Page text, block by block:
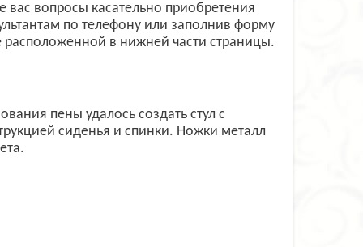
вас вопросы касательно приобретения
по телефону или заполнив форму
в нижней части страницы.
пены удалось создать стул с
сиденья и спинки. Ножки металл